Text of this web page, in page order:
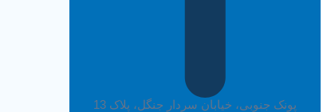
پونک جنوبی، خیابان سردار جنگل، پلاک 13